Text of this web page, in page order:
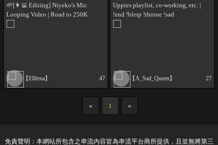
🌱[👩‍💻 Editing] Niyeko's Mic
Looping Video | Road to 250K
【Ellfena】 47
Uppies playlist, co-working, etc. |
!end !blerp !throne !sad
【A_Sad_Queen】 27
« 1 »
免責聲明：本網站所包含之串流內容皆為串流平台商所提供，且並無將第三